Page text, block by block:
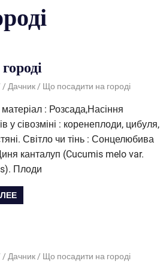
Дачник Що посадити на городі
: Розсада,Насіння
у сівозміні : коренеплоди, цибуля,
Світло чи тінь : Сонцелюбива
канталуп (Cucumis melo var.
Плоди
Дачник Що посадити на городі